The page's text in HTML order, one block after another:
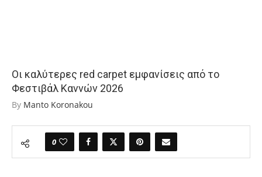
Οι καλύτερες red carpet εμφανίσεις από το
Φεστιβάλ Καννών 2026
By Manto Koronakou
0